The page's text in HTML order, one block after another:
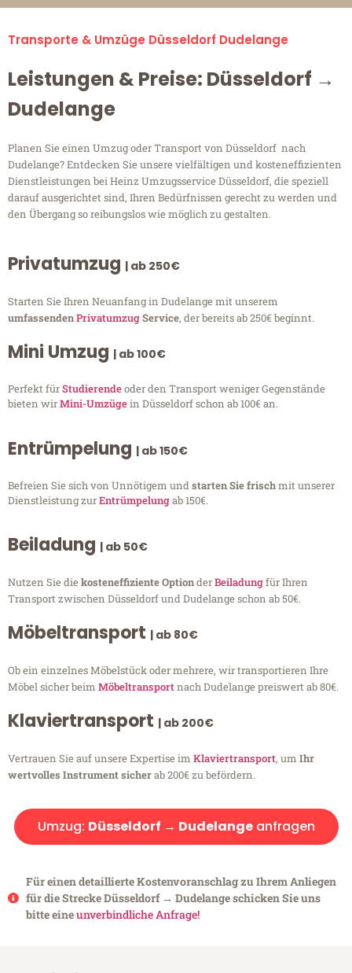
Transporte & Umzüge Düsseldorf Dudelange
Leistungen & Preise: Düsseldorf →
Dudelange
Planen Sie einen Umzug oder Transport von Düsseldorf nach
Dudelange? Entdecken Sie unsere vielfältigen und kosteneffizienten
Dienstleistungen bei Heinz Umzugsservice Düsseldorf, die speziell
darauf ausgerichtet sind, Ihren Bedürfnissen gerecht zu werden und
den Übergang so reibungslos wie möglich zu gestalten.
Privatumzug | ab 250€
Starten Sie Ihren Neuanfang in Dudelange mit unserem
umfassendenPrivatumzugService, der bereits ab 250€ beginnt.
Mini Umzug | ab 100€
Perfekt fürStudierendeoder den Transport weniger Gegenstände
bieten wirMini-Umzügein Düsseldorf schon ab 100€ an.
Entrümpelung | ab 150€
Befreien Sie sich von Unnötigem undstarten Sie frischmit unserer
Dienstleistung zurEntrümpelungab 150€.
Beiladung | ab 50€
Nutzen Sie diekosteneffiziente OptionderBeiladungfür Ihren
Transport zwischen Düsseldorf und Dudelange schon ab 50€.
Möbeltransport | ab 80€
Ob ein einzelnes Möbelstück oder mehrere, wir transportieren Ihre
Möbel sicher beim Möbeltransportnach Dudelange preiswert ab 80€.
Klaviertransport | ab 200€
Vertrauen Sie auf unsere Expertise im Klaviertransport, um Ihr
wertvolles Instrument sicherab 200€ zu befördern.
Umzug: Düsseldorf → Dudelangeanfragen
Für einen detaillierte Kostenvoranschlag zu Ihrem Anliegen
für die Strecke Düsseldorf → Dudelange schicken Sie uns
bitte eineunverbindliche Anfrage!